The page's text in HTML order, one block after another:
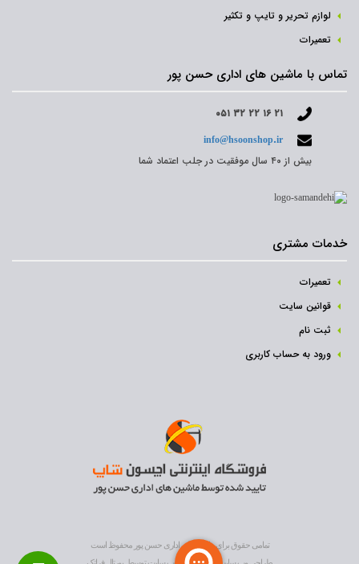
لوازم تحریر و تایپ و تکثیر
تعمیرات
تماس با ماشین های اداری حسن پور
۰۵۱ ۳۲ ۲۲ ۱۶ ۲۱
info@hsoonshop.ir
بیش از ۴۰ سال موفقیت در جلب اعتماد شما
خدمات مشتری
تعمیرات
قوانین سایت
ثبت نام‌
ورود به حساب کاربری
تمامی حقوق برای ماشین های اداری حسن پور محفوظ است